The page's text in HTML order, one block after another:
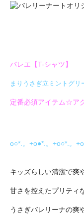
バレエ【T-シャツ】
まりうさぎ立ミントグリ
定番必須アイテム☆ア
o○*.。+o●*.。+o○*.。
キッズらしい清潔で爽
甘さを控えたプリティ
うさぎバレリーナの爽